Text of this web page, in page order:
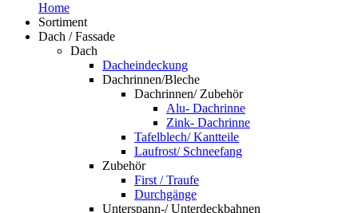
Home
Sortiment
Dach / Fassade
Dach
Dacheindeckung
Dachrinnen/Bleche
Dachrinnen/ Zubehör
Alu- Dachrinne
Zink- Dachrinne
Tafelblech/ Kantteile
Laufrost/ Schneefang
Zubehör
First / Traufe
Durchgänge
Unterspann-/ Unterdeckbahnen